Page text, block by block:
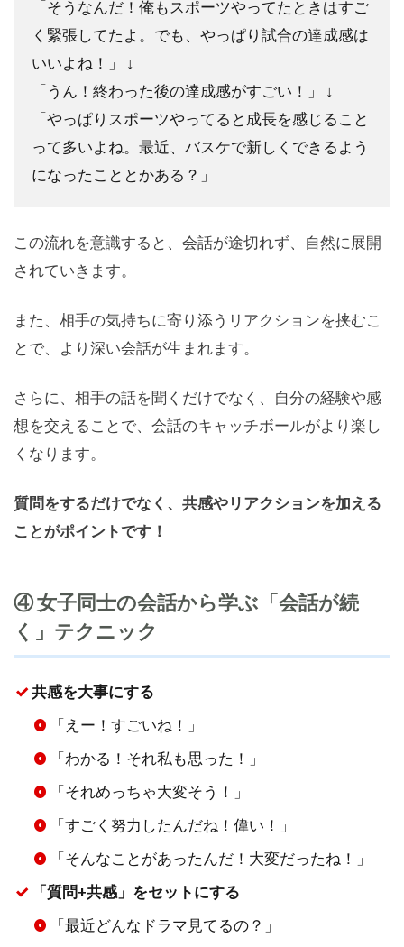
「そうなんだ！俺もスポーツやってたときはすご
く緊張してたよ。でも、やっぱり試合の達成感は
いいよね！」 ↓
「うん！終わった後の達成感がすごい！」 ↓
「やっぱりスポーツやってると成長を感じること
って多いよね。最近、バスケで新しくできるよう
になったこととかある？」
この流れを意識すると、会話が途切れず、自然に展開
されていきます。
また、相手の気持ちに寄り添うリアクションを挟むこ
とで、より深い会話が生まれます。
さらに、相手の話を聞くだけでなく、自分の経験や感
想を交えることで、会話のキャッチボールがより楽し
くなります。
質問をするだけでなく、共感やリアクションを加える
ことがポイントです！
④ 女子同士の会話から学ぶ「会話が続
く」テクニック
共感を大事にする
「えー！すごいね！」
「わかる！それ私も思った！」
「それめっちゃ大変そう！」
「すごく努力したんだね！偉い！」
「そんなことがあったんだ！大変だったね！」
「質問+共感」をセットにする
「最近どんなドラマ見てるの？」